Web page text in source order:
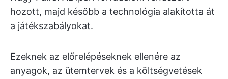
hozott, majd később a technológia alakította át
a játékszabályokat.
Ezeknek az előrelépéseknek ellenére az
anyagok, az ütemtervek és a költségvetések